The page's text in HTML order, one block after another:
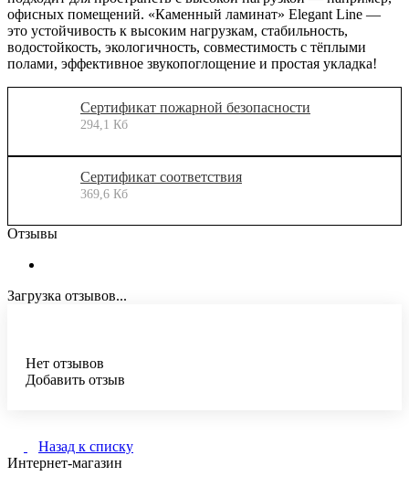
офисных помещений. «Каменный ламинат» Elegant Line —
это устойчивость к высоким нагрузкам, стабильность,
водостойкость, экологичность, совместимость с тёплыми
полами, эффективное звукопоглощение и простая укладка!
Сертификат пожарной безопасности
294,1 Кб
Сертификат соответствия
369,6 Кб
Отзывы
Загрузка отзывов...
Нет отзывов
Добавить отзыв
Назад к списку
Интернет-магазин